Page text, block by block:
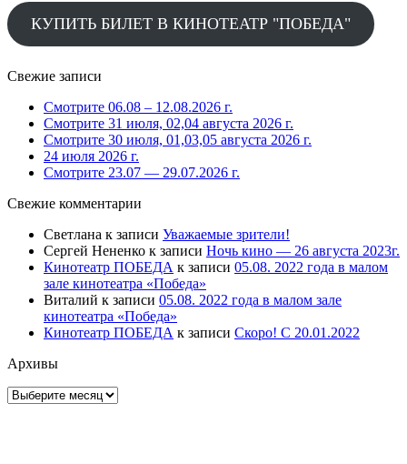
КУПИТЬ БИЛЕТ В КИНОТЕАТР "ПОБЕДА"
Свежие записи
Смотрите 06.08 – 12.08.2026 г.
Смотрите 31 июля, 02,04 августа 2026 г.
Смотрите 30 июля, 01,03,05 августа 2026 г.
24 июля 2026 г.
Смотрите 23.07 — 29.07.2026 г.
Свежие комментарии
Светлана к записи Уважаемые зрители!
Сергей Нененко к записи Ночь кино — 26 августа 2023г.
Кинотеатр ПОБЕДА к записи 05.08. 2022 года в малом
зале кинотеатра «Победа»
Виталий к записи 05.08. 2022 года в малом зале
кинотеатра «Победа»
Кинотеатр ПОБЕДА к записи Скоро! С 20.01.2022
Архивы
Архивы